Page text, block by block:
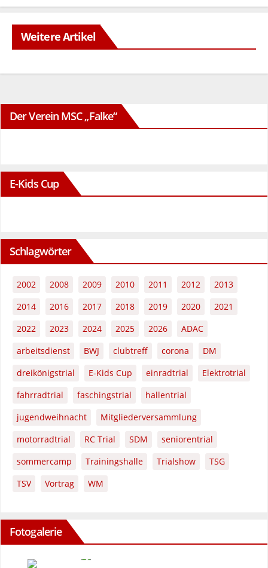
Weitere Artikel
Der Verein MSC „Falke“
E-Kids Cup
Schlagwörter
2002 2008 2009 2010 2011 2012
2013
2014
2016 2017 2018 2019 2020
2021
2022
2023 2024 2025 2026
ADAC
arbeitsdienst
BWJ clubtreff corona
DM
dreikönigstrial
E-Kids Cup einradtrial
Elektrotrial
fahrradtrial
faschingstrial
hallentrial
jugendweihnacht
Mitgliederversammlung
motorradtrial
RC Trial SDM
seniorentrial
sommercamp
Trainingshalle Trialshow
TSG
TSV
Vortrag WM
Fotogalerie